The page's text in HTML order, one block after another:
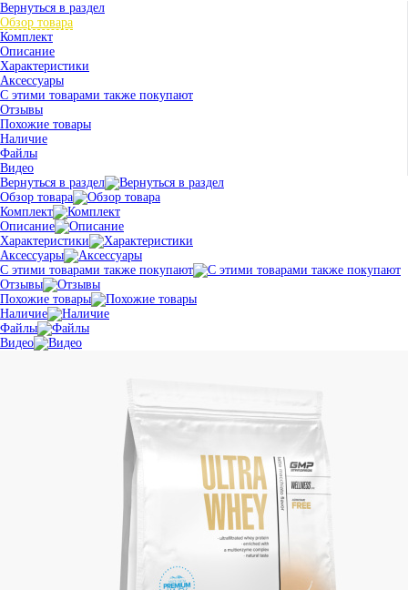
Вернуться в раздел
Обзор товара
Комплект
Описание
Характеристики
Аксессуары
С этими товарами также покупают
Отзывы
Похожие товары
Наличие
Файлы
Видео
Вернуться в раздел
Обзор товара
Комплект
Описание
Характеристики
Аксессуары
С этими товарами также покупают
Отзывы
Похожие товары
Наличие
Файлы
Видео